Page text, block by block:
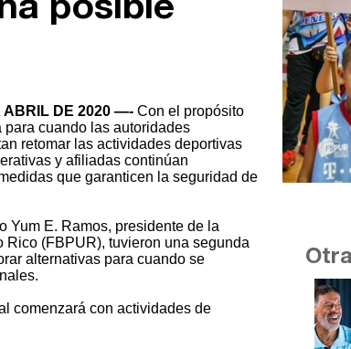
ABRIL DE 2020 —- Con el propósito
cuando las autoridades
retomar las actividades deportivas
y afiliadas continúan
que garanticen la seguridad de
Yum E. Ramos, presidente de la
Rico (FBPUR), tuvieron una segunda
alternativas para cuando se
comenzará con actividades de